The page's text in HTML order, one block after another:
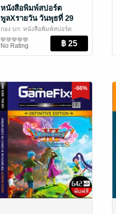
หนังสือพิมพ์สปอร์ต
พูลXรายวัน วันพุธที่ 29
กรกฎาคม พ.ศ.2569
กอง บก. หนังสือพิมพ์สปอร์ต
พูลXรายวัน
/ อาลาดินออนไลน์
สปอร์ตพูลXรายวัน
No Rating
-66%